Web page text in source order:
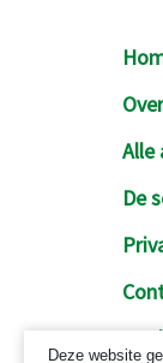
Alle
De
Deze website